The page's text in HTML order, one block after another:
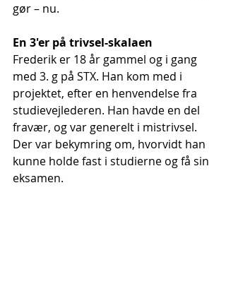
gør – nu.
En 3'er på trivsel-skalaen
Frederik er 18 år gammel og i gang
med 3. g på STX. Han kom med i
projektet, efter en henvendelse fra
studievejlederen. Han havde en del
fravær, og var generelt i mistrivsel.
Der var bekymring om, hvorvidt han
kunne holde fast i studierne og få sin
eksamen.